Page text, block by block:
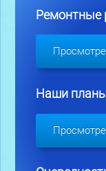
Ремонтные
Наши